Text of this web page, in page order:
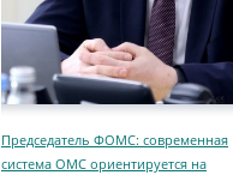
Председатель ФОМС: современная
система ОМС ориентируется на